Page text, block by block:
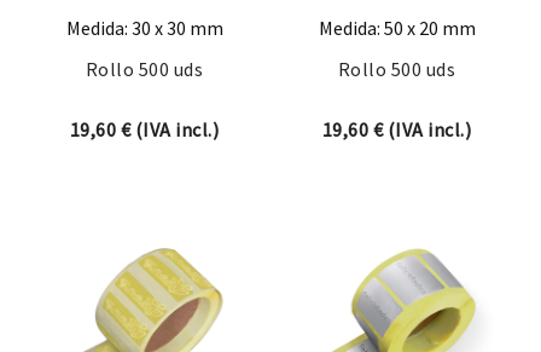
Medida: 30 x 30 mm
Rollo 500 uds
19,60 €(IVA incl.)
Medida: 50 x 20 mm
Rollo 500 uds
19,60 €(IVA incl.)